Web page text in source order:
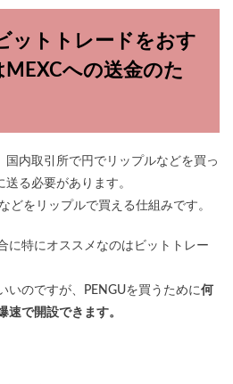
ットトレードをおす
への送金のた
国内取引所で円でリップルなどを買っ
る必要があります。
どをリップルで買える仕組みです。
に特にオススメなのはビットトレー
いのですが、PENGUを買うために何
速で開設できます。